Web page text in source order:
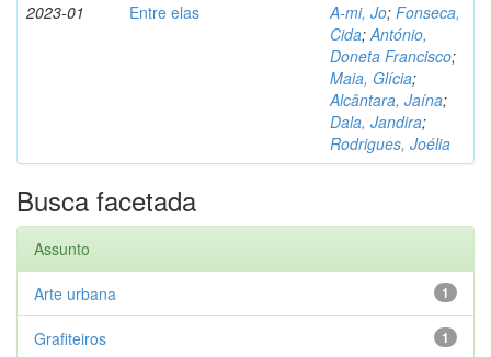
2023-01 Entre elas A-mi, Jo; Fonseca,
Cida;António,
Doneta Francisco;
Maia, Glícia;
Alcântara, Jaína;
Dala, Jandira;
Rodrigues, Joélia
Busca facetada
Assunto
1
Arte urbana
1
Grafiteiros